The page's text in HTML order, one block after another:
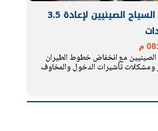
فرنسا تسعى لجذب السياح الصينيين لإعادة 3.5
مع انخفاض خطوط الطيران
ومشكلات تأشيرات الدخول والمخاوف